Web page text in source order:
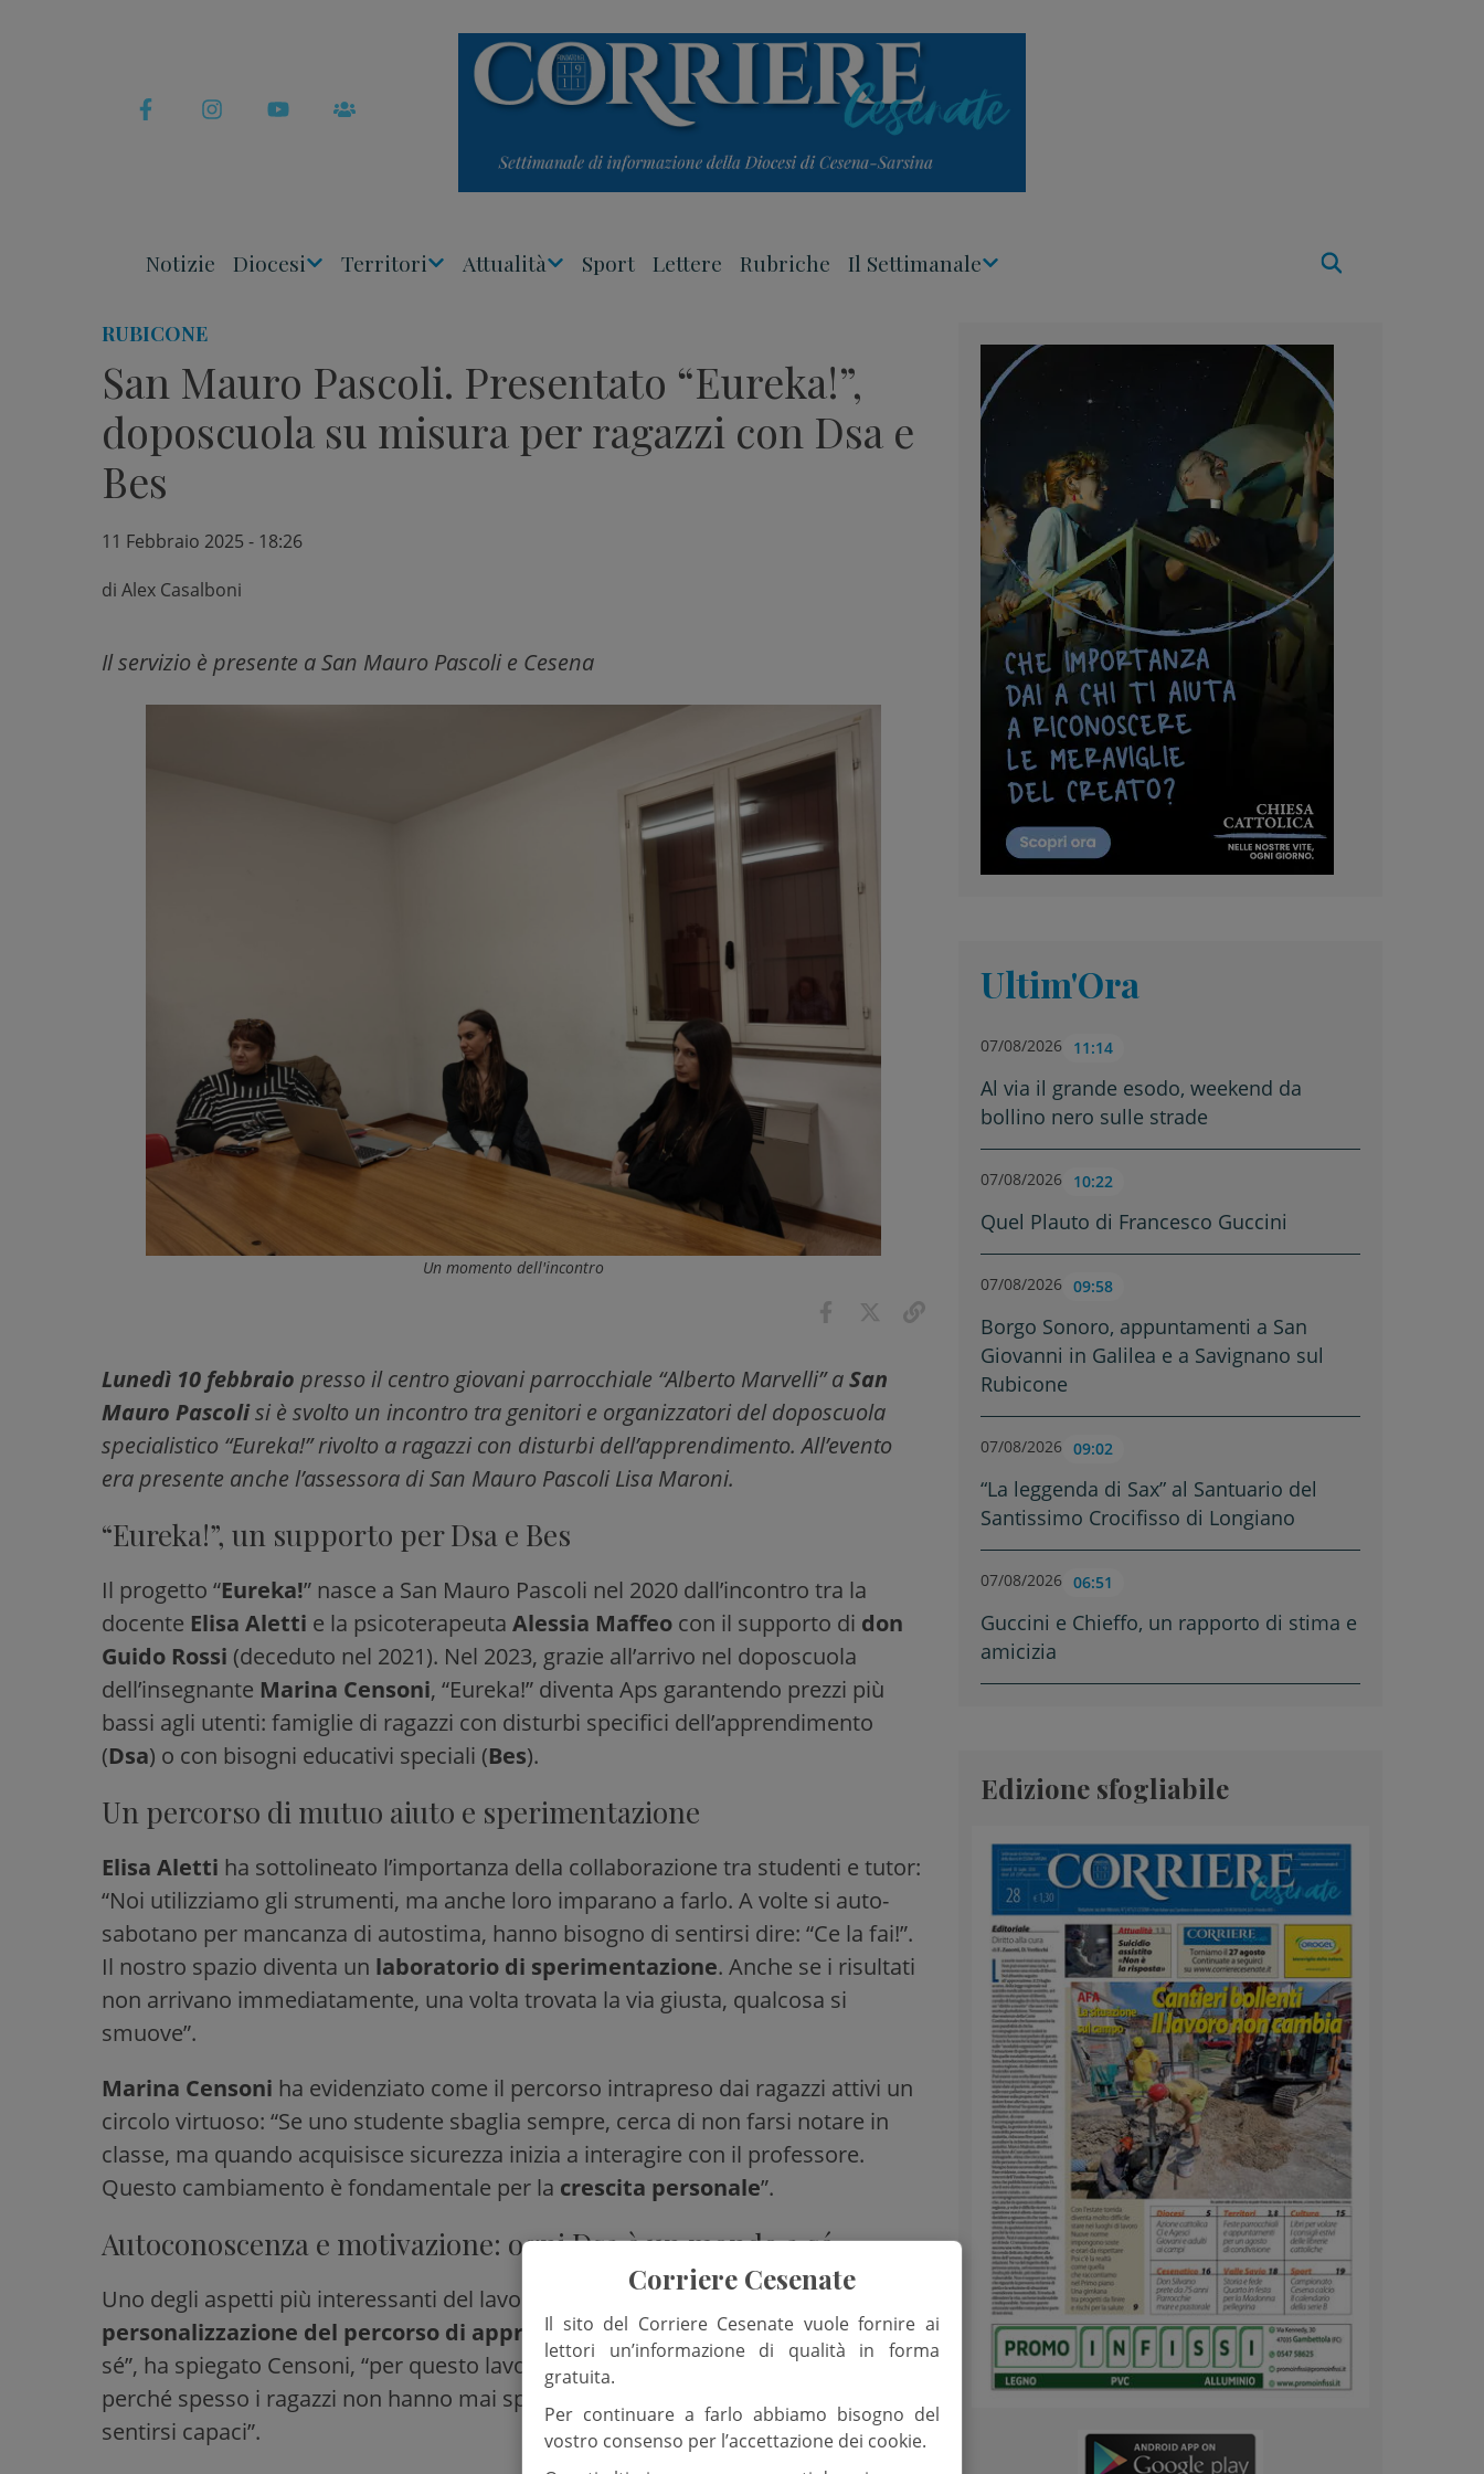
Notizie Diocesi Territori Attualità Sport Lettere Rubriche Il Settimanale
RUBICONE
San Mauro Pascoli. Presentato “Eureka!”,
doposcuola su misura per ragazzi con Dsa e
Bes
11 Febbraio 2025 - 18:26
di Alex Casalboni
Il servizio è presente a San Mauro Pascoli e Cesena
Un momento dell'incontro
Lunedì 10 febbraio presso il centro giovani parrocchiale “Alberto Marvelli” aSan
Mauro Pascolisi è svolto un incontro tra genitori e organizzatori del doposcuola
specialistico “Eureka!” rivolto a ragazzi con disturbi dell’apprendimento. All’evento
era presente anche l’assessora di San Mauro Pascoli Lisa Maroni.
“Eureka!”, un supporto per Dsa e Bes
Il progetto “Eureka!” nasce a San Mauro Pascoli nel 2020 dall’incontro tra la
docente Elisa Aletti e la psicoterapeuta Alessia Maffeo con il supporto di don
Guido Rossi (deceduto nel 2021). Nel 2023, grazie all’arrivo nel doposcuola
dell’insegnante Marina Censoni, “Eureka!” diventa Aps garantendo prezzi più
bassi agli utenti: famiglie di ragazzi con disturbi specifici dell’apprendimento
(Dsa) o con bisogni educativi speciali (Bes).
Un percorso di mutuo aiuto e sperimentazione
Elisa Aletti ha sottolineato l’importanza della collaborazione tra studenti e tutor:
“Noi utilizziamo gli strumenti, ma anche loro imparano a farlo. A volte si auto-
sabotano per mancanza di autostima, hanno bisogno di sentirsi dire: “Ce la fai!”.
Il nostro spazio diventa un laboratorio di sperimentazione. Anche se i risultati
non arrivano immediatamente, una volta trovata la via giusta, qualcosa si
smuove”.
Marina Censoni ha evidenziato come il percorso intrapreso dai ragazzi attivi un
circolo virtuoso: “Se uno studente sbaglia sempre, cerca di non farsi notare in
classe, ma quando acquisisce sicurezza inizia a interagire con il professore.
Questo cambiamento è fondamentale per la crescita personale”.
Autoconoscenza e motivazione: ogni Dsa è un mondo a sé
Uno degli aspetti più interessanti del lavoro svolto da “Eureka!” è l’attenzione alla
personalizzazione del percorso di apprendimento. “Ogni Dsa è un mondo a
sé”, ha spiegato Censoni, “per questo lavoriamo anche sull’autoconoscenza,
perché spesso i ragazzi non hanno mai sperimentato il senso di gratificazione di
sentirsi capaci”.
Ultim'Ora
07/08/2026 11:14
Al via il grande esodo, weekend da
bollino nero sulle strade
07/08/2026 10:22
Quel Plauto di Francesco Guccini
07/08/2026 09:58
Borgo Sonoro, appuntamenti a San
Giovanni in Galilea e a Savignano sul
Rubicone
07/08/2026 09:02
“La leggenda di Sax” al Santuario del
Santissimo Crocifisso di Longiano
07/08/2026 06:51
Guccini e Chieffo, un rapporto di stima e
amicizia
Edizione sfogliabile
Corriere Cesenate
Il sito del Corriere Cesenate vuole fornire ai
lettori un’informazione di qualità in forma
gratuita.
Per continuare a farlo abbiamo bisogno del
vostro consenso per l’accettazione dei cookie.